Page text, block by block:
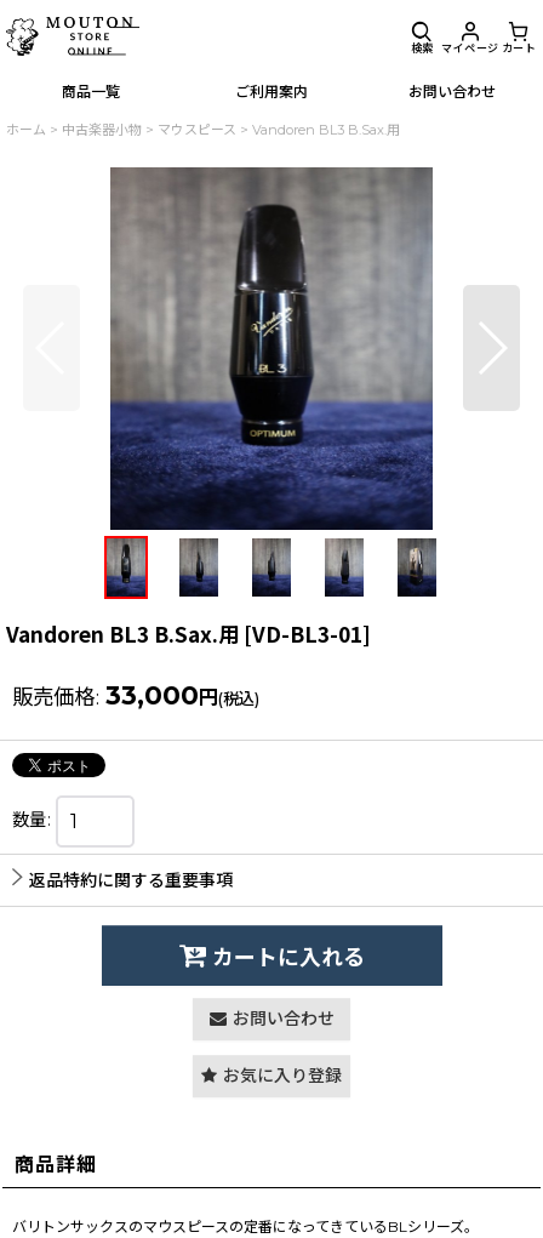
商品一覧 ご利用案内 お問い合わせ
検索 マイページ カート
ホーム > 中古楽器小物 > マウスピース > Vandoren BL3 B.Sax.用
Vandoren BL3 B.Sax.用 [VD-BL3-01]
販売価格: 33,000 円(税込)
数量:
返品特約に関する重要事項
カートに入れる
お問い合わせ
お気に入り登録
商品詳細
バリトンサックスのマウスピースの定番になってきているBLシリーズ。